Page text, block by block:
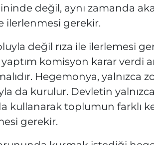
değil, aynı zamanda
ilerlenmesi gerekir.
değil rıza ile ilerlemesi
komisyon karar verdi
Hegemonya, yalnızca
da kurulur. Devletin yalnızca
kullanarak toplumun farklı
gerekir.